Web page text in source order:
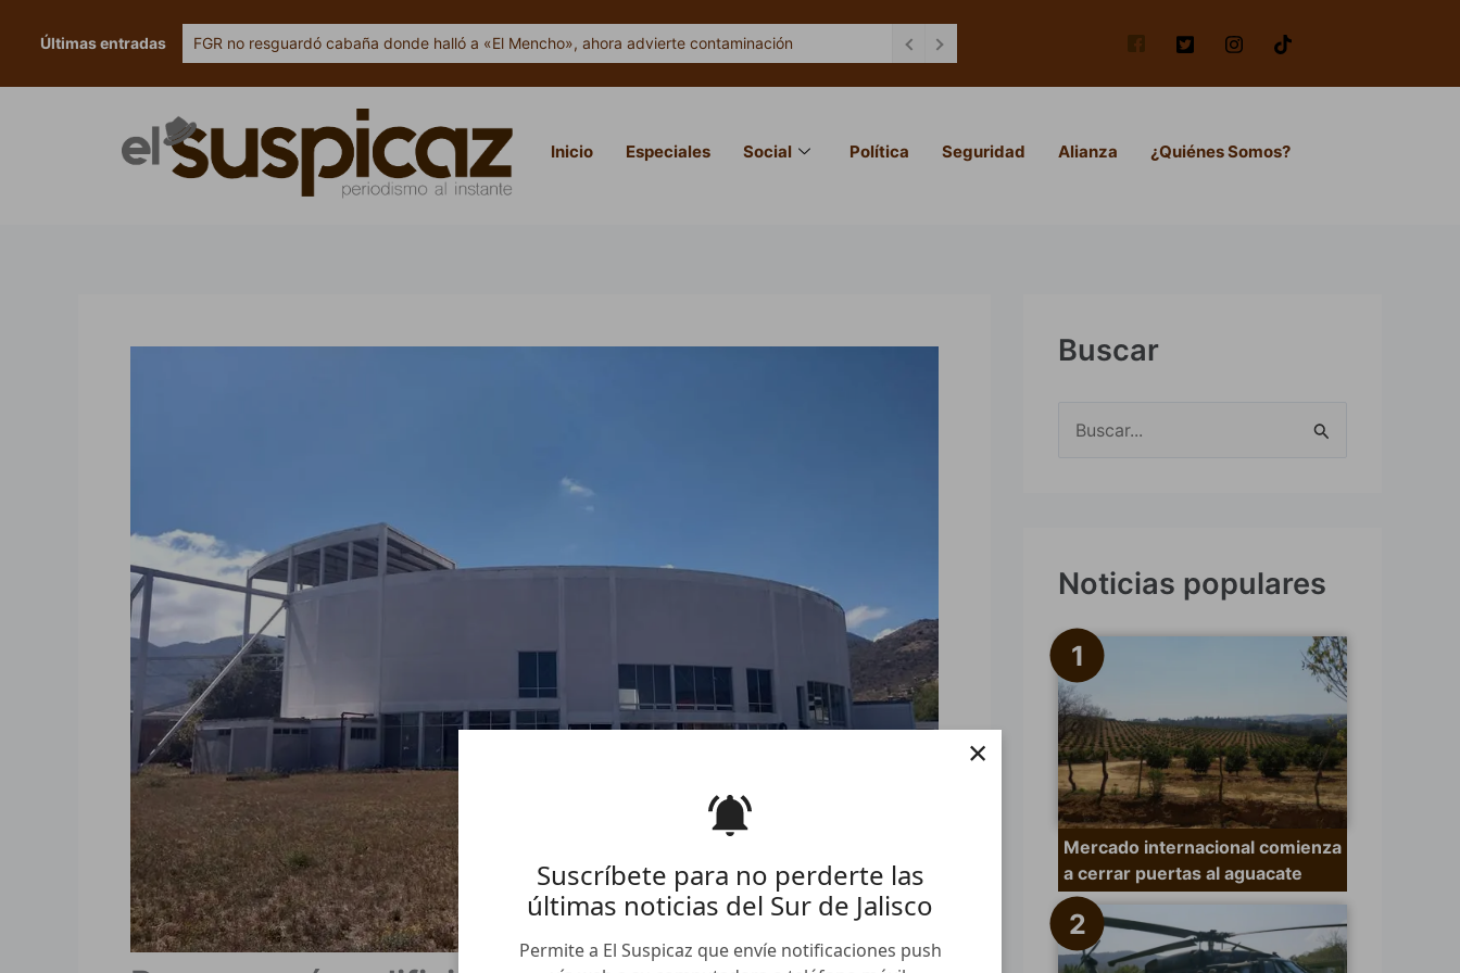
Suscríbete para no perderte las
últimas noticias del Sur de Jalisco
Permite a El Suspicaz que envíe notificaciones push
×
Últimas entradas FGR no resguardó cabaña donde halló a «El Mencho», ahora advierte contaminación
Inicio Especiales Social Política Seguridad Alianza ¿Quiénes Somos?
Buscar
a
p
o
r
:
Noticias populares
Mercado internacional comienza
a cerrar puertas al aguacate